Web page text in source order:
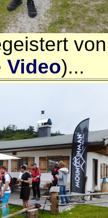
Video)...